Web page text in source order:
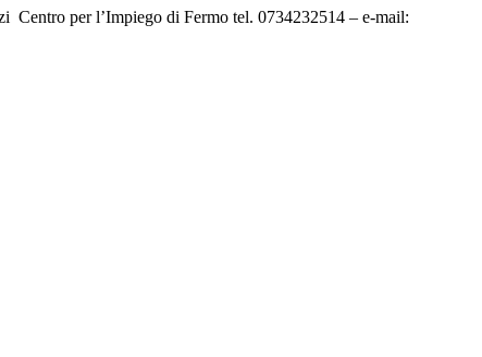
Centro per l’Impiego di Fermo tel. 0734232514 – e-mail: